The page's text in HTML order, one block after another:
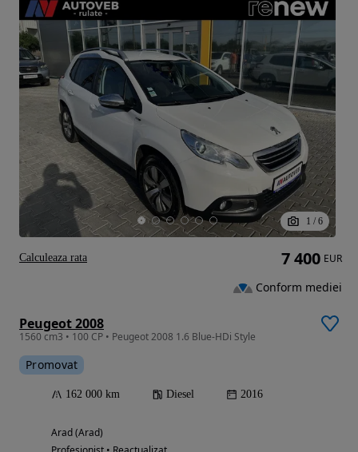
1 / 6
Peugeot 2008
1560 cm3 • 100 CP • Peugeot 2008 1.6 Blue-HDi Style
Promovat
162 000 km Diesel 2016
Arad (Arad)
7 400 EUR
Conform mediei
Calculeaza rata